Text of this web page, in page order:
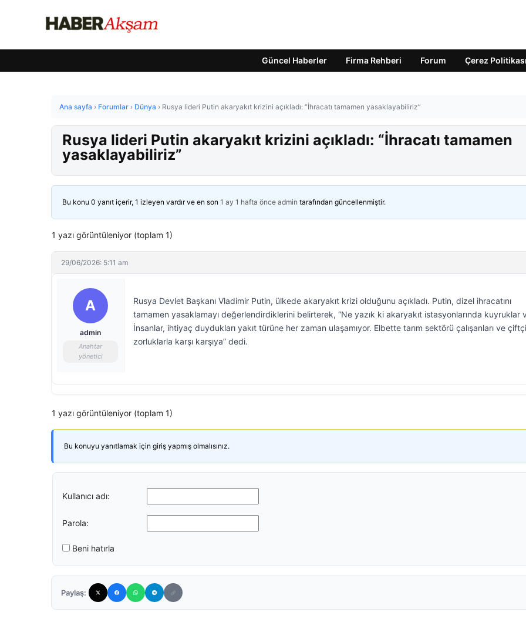
Güncel Haberler Firma Rehberi Forum Çerez Politikası
Ana sayfa › Forumlar › Dünya › Rusya lideri Putin akaryakıt krizini açıkladı: “İhracatı tamamen yasaklayabiliriz”
Rusya lideri Putin akaryakıt krizini açıkladı: “İhracatı tamamen
yasaklayabiliriz”
Bu konu 0 yanıt içerir, 1 izleyen vardır ve en son 1 ay 1 hafta önce admin tarafından güncellenmiştir.
1 yazı görüntüleniyor (toplam 1)
29/06/2026: 5:11 am
A
admin
Anahtar
yönetici
Rusya Devlet Başkanı Vladimir Putin, ülkede akaryakıt krizi olduğunu açıkladı. Putin, dizel ihracatını
tamamen yasaklamayı değerlendirdiklerini belirterek, “Ne yazık ki akaryakıt istasyonlarında kuyruklar
İnsanlar, ihtiyaç duydukları yakıt türüne her zaman ulaşamıyor. Elbette tarım sektörü çalışanları ve
zorluklarla karşı karşıya” dedi.
1 yazı görüntüleniyor (toplam 1)
Bu konuyu yanıtlamak için giriş yapmış olmalısınız.
Kullanıcı adı:
Parola:
Beni hatırla
Paylaş: